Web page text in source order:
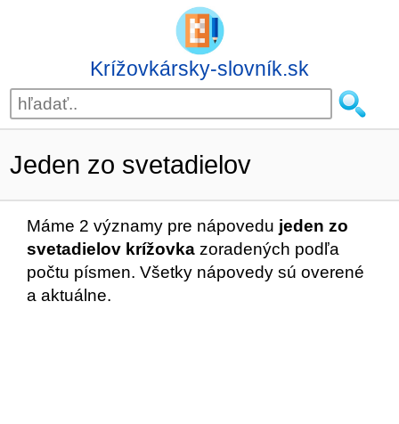
Krížovkársky-slovník.sk
Jeden zo svetadielov
Máme 2 významy pre nápovedu jeden zo
svetadielov krížovka zoradených podľa
počtu písmen. Všetky nápovedy sú overené
a aktuálne.